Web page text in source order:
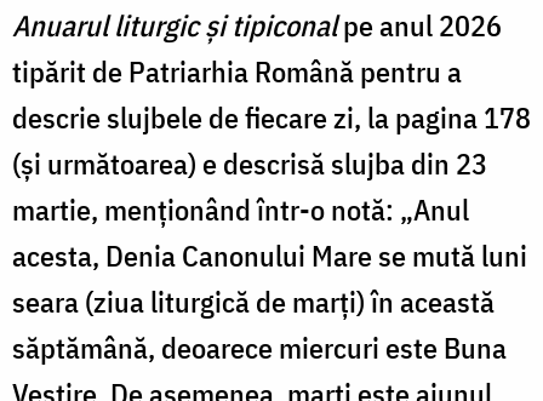
Anuarul liturgic și tipiconalpe anul 2026
tipărit de Patriarhia Română pentru a
descrie slujbele de fiecare zi, la pagina 178
(și următoarea) e descrisă slujba din 23
martie, menționând într-o notă: „Anul
acesta, Denia Canonului Mare se mută luni
seara (ziua liturgică de marți) în această
săptămână, deoarece miercuri este Buna